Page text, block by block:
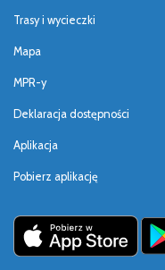
Trasy i wycieczki
Mapa
MPR-y
Deklaracja dostępności
Aplikacja
Pobierz aplikację